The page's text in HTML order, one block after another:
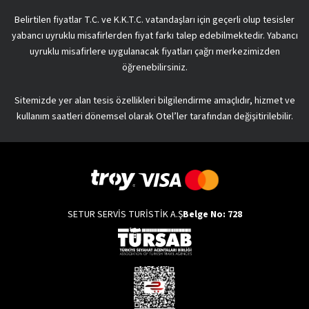
Belirtilen fiyatlar T.C. ve K.K.T.C. vatandaşları için geçerli olup tesisler
yabancı uyruklu misafirlerden fiyat farkı talep edebilmektedir. Yabancı
uyruklu misafirlere uygulanacak fiyatları çağrı merkezimizden
öğrenebilirsiniz.
Sitemizde yer alan tesis özellikleri bilgilendirme amaçlıdır, hizmet ve
kullanım saatleri dönemsel olarak Otel’ler tarafından değişitirilebilir.
SETUR SERVİS TURİSTİK A.ŞBelge No: 728